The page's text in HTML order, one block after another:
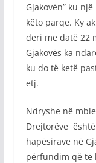
Gjakovën” ku
këto parqe. Ky
deri me datë 22
Gjakovës ka
ku do të ketë
etj.
Ndryshe në
Drejtorëve
hapësirave në
përfundim që të